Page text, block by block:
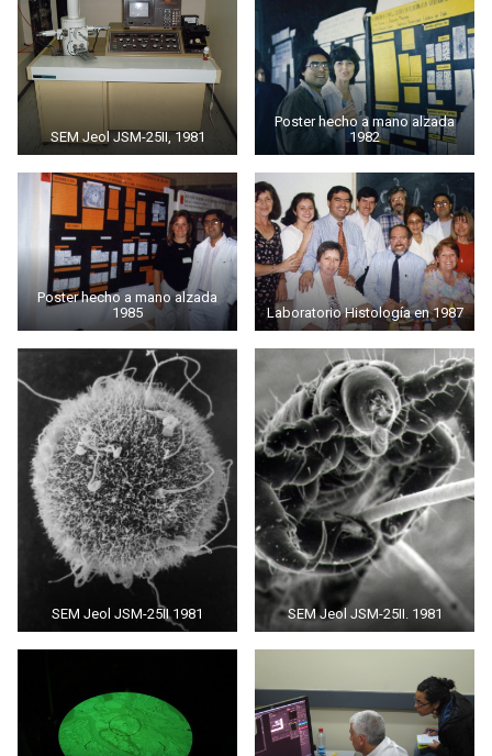
SEM Jeol JSM-25II, 1981
Poster hecho a mano alzada
1982
Poster hecho a mano alzada
1985
Laboratorio Histología en 1987
SEM Jeol JSM-25II 1981 SEM Jeol JSM-25II. 1981